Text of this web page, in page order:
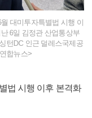
대미투자특별법 시행 이
6일 김정관 산업통상부
턴DC 인근 덜레스국제공
합뉴스>
법 시행 이후 본격화